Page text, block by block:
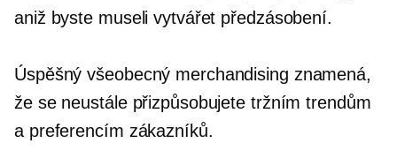
aniž byste museli vytvářet předzásobení.
Úspěšný všeobecný merchandising znamená,
že se neustále přizpůsobujete tržním trendům
a preferencím zákazníků.